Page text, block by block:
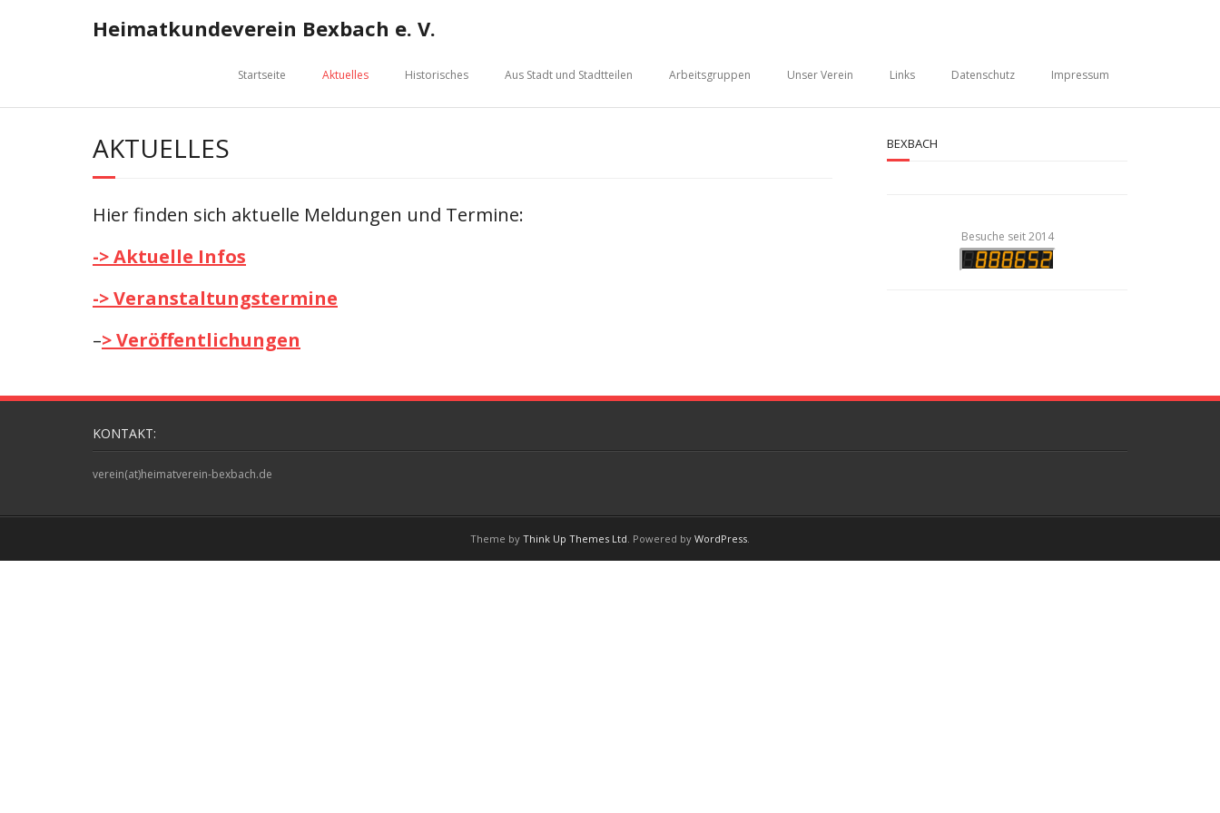
Heimatkundeverein Bexbach e. V.
Startseite Aktuelles Historisches Aus Stadt und Stadtteilen Arbeitsgruppen Unser Verein Links Datenschutz Impressum
AKTUELLES
Hier finden sich aktuelle Meldungen und Termine:
-> Aktuelle Infos
-> Veranstaltungstermine
–> Veröffentlichungen
BEXBACH
Besuche seit 2014
KONTAKT:
verein(at)heimatverein-bexbach.de
Theme by Think Up Themes Ltd. Powered by WordPress.